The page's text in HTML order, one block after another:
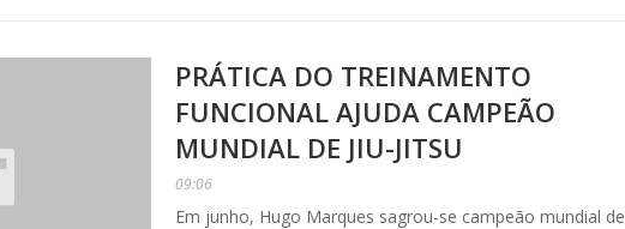
PRÁTICA DO TREINAMENTO
FUNCIONAL AJUDA CAMPEÃO
MUNDIAL DE JIU-JITSU
09:06
Em junho, Hugo Marques sagrou-se campeão mundial de